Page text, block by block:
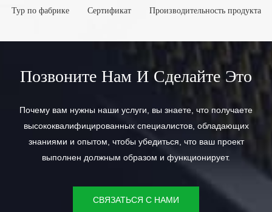
Тур по фабрике Сертификат Производительность продукта
Позвоните Нам И Сделайте Это
Почему вам нужны наши услуги, вы знаете, что получаете
высококвалифицированных специалистов, обладающих
знаниями и опытом, чтобы убедиться, что ваш проект
выполнен должным образом и функционирует.
СВЯЗАТЬСЯ С НАМИ